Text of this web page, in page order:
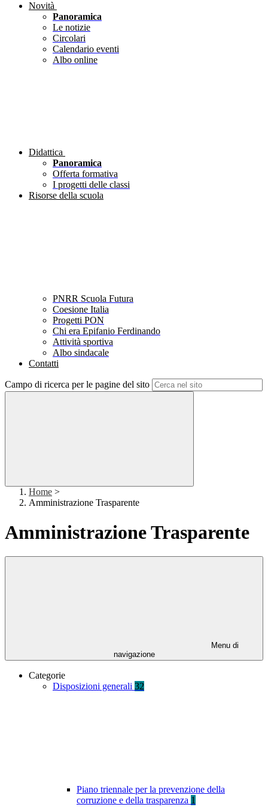
Novità
Panoramica
Le notizie
Circolari
Calendario eventi
Albo online
Didattica
Panoramica
Offerta formativa
I progetti delle classi
Risorse della scuola
PNRR Scuola Futura
Coesione Italia
Progetti PON
Chi era Epifanio Ferdinando
Attività sportiva
Albo sindacale
Contatti
Campo di ricerca per le pagine del sito
Home >
Amministrazione Trasparente
Amministrazione Trasparente
Menu di
navigazione
Categorie
Disposizioni generali 32
Piano triennale per la prevenzione della
corruzione e della trasparenza 1